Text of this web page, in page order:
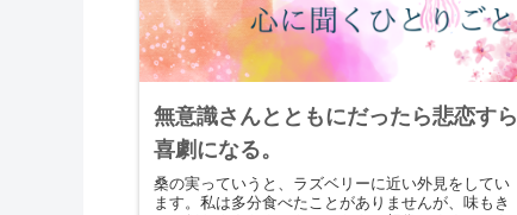
無意識さんとともにだったら悲恋すら
喜劇になる。
桑の実っていうと、ラズベリーに近い外見をしてい
ます。私は多分食べたことがありませんが、味もき